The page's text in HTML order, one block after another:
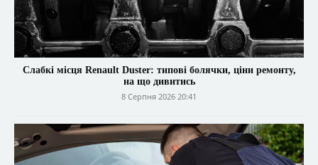
Слабкі місця Renault Duster: типові болячки, ціни ремонту,
на що дивитись
8 Серпня 2026 20:41